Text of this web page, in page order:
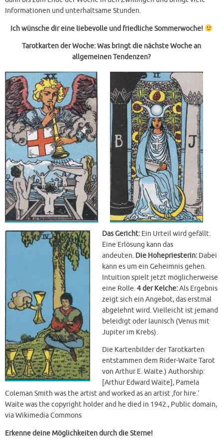
Informationen und unterhaltsame Stunden.
Ich wünsche dir eine liebevolle und friedliche Sommerwoche!
Tarotkartender Woche: Was bringt die nächste Woche an
allgemeinen Tendenzen?
Das Gericht: Ein Urteil wird gefällt.
Eine Erlösung kann das
andeuten. Die Hohepriesterin: Dabei
kann es um ein Geheimnis gehen.
Intuition spielt jetzt möglicherweise
eine Rolle.4 der Kelche:Als Ergebnis
zeigt sich ein Angebot, das erstmal
abgelehnt wird. Vielleicht ist jemand
beleidigt oder launisch (Venus mit
Jupiter im Krebs).
Die Kartenbilder der Tarotkarten
entstammen dem Rider-Waite Tarot
von Arthur E. Waite.) Authorship:
[Arthur Edward Waite], Pamela
Coleman Smith was the artist and worked as an artist ‚for hire.‘
Waite was the copyright holder and he died in 1942., Public domain,
via Wikimedia Commons
Erkenne deine Möglichkeiten durch die Sterne!